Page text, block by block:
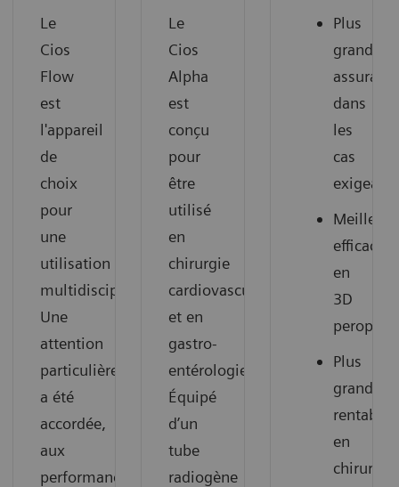
Le
Cios
Flow
est
l'appareil
de
choix
pour
une
utilisation
multidisciplinaire.
Une
attention
particulière
a été
accordée,
aux
performances,
Le
Cios
Alpha
est
conçu
pour
être
utilisé
en
chirurgie
cardiovasculaire
et en
gastro-
entérologie.
Équipé
d’un
tube
radiogène
Plus
grande
dans
les
cas
exigeants
Meilleure
efficacité
en
3D
Plus
grande
en
chirurgie